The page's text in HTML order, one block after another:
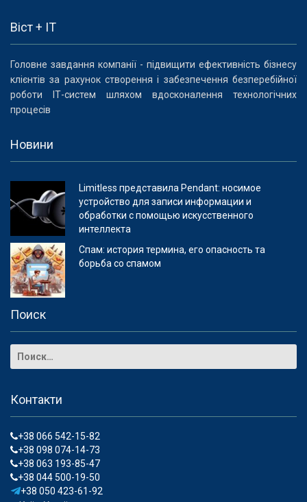
Віст + IT
Головне завдання компанії - підвищити ефективність бізнесу
клієнтів за рахунок створення і забезпечення безперебійної
роботи ІТ-систем шляхом вдосконалення технологічних
процесів
Новини
Limitless представила Pendant: носимое
устройство для записи информации и
обработки с помощью искусственного
интеллекта
Спам: история термина, его опасность та
борьба со спамом
Поиск
Контакти
+38 066 542-15-82
+38 098 074-14-73
+38 063 193-85-47
+38 044 500-19-50
+38 050 423-61-92